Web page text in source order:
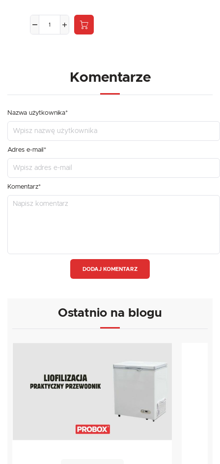
Komentarze
Nazwa użytkownika*
Adres e-mail*
Komentarz*
DODAJ KOMENTARZ
Ostatnio na blogu